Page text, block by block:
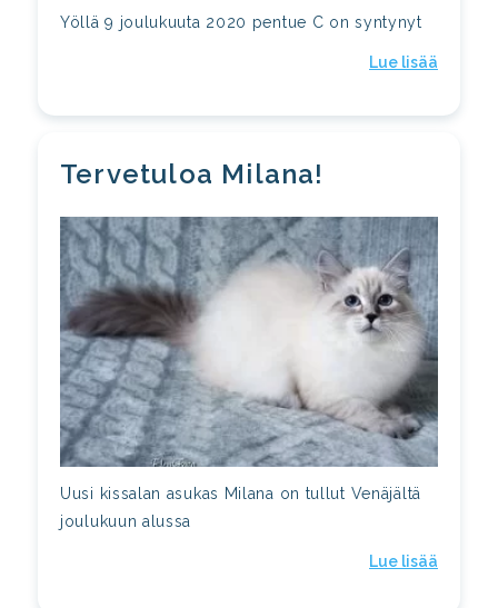
Yöllä 9 joulukuuta 2020 pentue C on syntynyt
Lue lisää
Tervetuloa Milana!
Uusi kissalan asukas Milana on tullut Venäjältä
joulukuun alussa
Lue lisää